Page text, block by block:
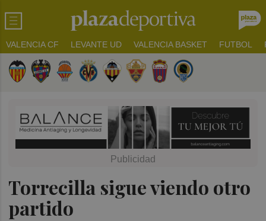
VALENCIA CF LEVANTE UD VALENCIA BASKET FUTBOL
Torrecilla sigue viendo otro
partido